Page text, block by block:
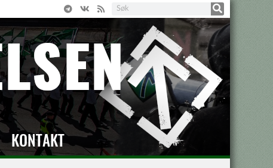
KONTAKT